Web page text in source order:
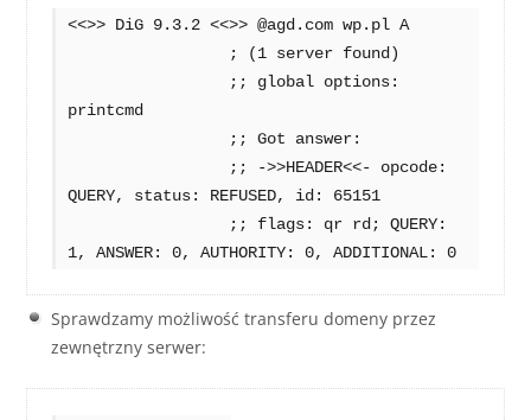
<<>> DiG 9.3.2 <<>> @agd.com wp.pl A
printcmd
QUERY, status: REFUSED, id: 65151
1, ANSWER: 0, AUTHORITY: 0, ADDITIONAL: 0
Sprawdzamy możliwość transferu domeny przez
zewnętrzny serwer: